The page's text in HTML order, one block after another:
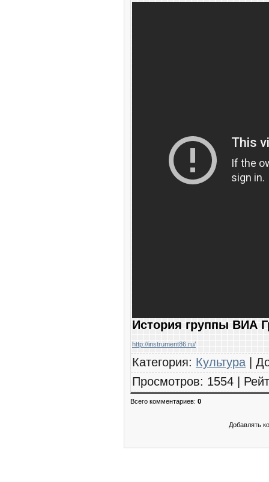
История группы ВИА
http://instrument86.ru/
Категория: Культура |
Просмотров: 1554 |
Всего комментариев: 0
Добавлять